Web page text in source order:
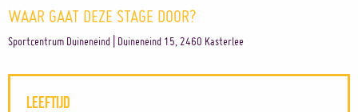
WAAR GAAT DEZE STAGE DOOR?
Sportcentrum Duineneind | Duineneind 15, 2460 Kasterlee
LEEFTIJD